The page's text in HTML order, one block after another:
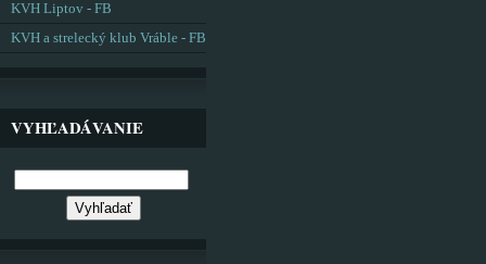
KVH Liptov - FB
KVH a strelecký klub Vráble - FB
VYHĽADÁVANIE